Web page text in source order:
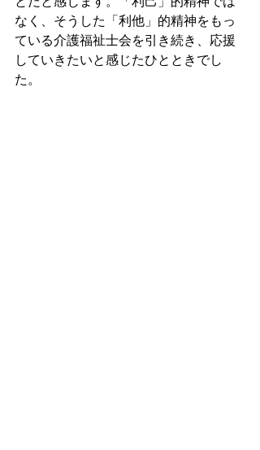
なく、そうした「利他」的精神をもっ
ている介護福祉士会を引き続き、応援
していきたいと感じたひとときでし
た。